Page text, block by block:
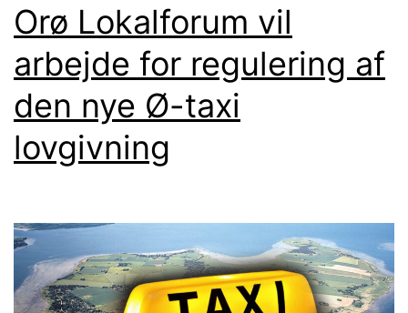
Orø Lokalforum vil
arbejde for regulering af
den nye Ø-taxi
lovgivning